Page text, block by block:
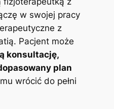
w swojej pracy
z
Pacjent może
konsultację,
plan
wrócić do pełni